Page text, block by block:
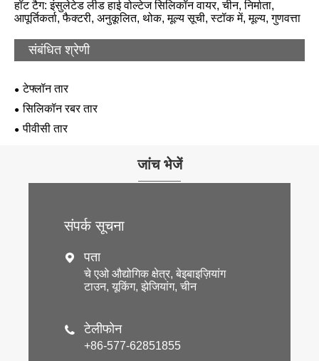
हॉट टैग: इंसुलेटेड लीड हाई वोल्टेज सिलिकॉन वायर, चीन, निर्माता,
आपूर्तिकर्ता, फैक्टरी, अनुकूलित, थोक, मूल्य सूची, स्टॉक में, मूल्य, गुणवत्ता
संबंधित श्रेणी
टेफ्लॉन तार
सिलिकॉन रबर तार
पीवीसी तार
जांच भेजें
संपर्क सूचना
 पता
चे एओ औद्योगिक क्षेत्र, बेइबाइज़ियांग
टाउन, यूकिंग, झेजियांग, चीन
 टेलीफोन
+86-577-62851855